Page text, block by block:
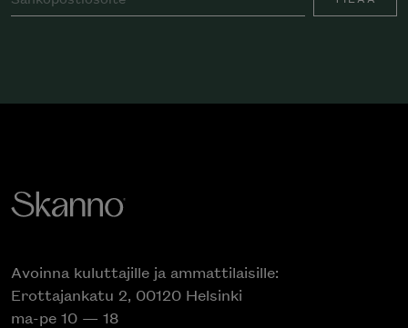
Avoinna kuluttajille ja ammattilaisille:
Erottajankatu 2, 00120 Helsinki
ma-pe 10 — 18